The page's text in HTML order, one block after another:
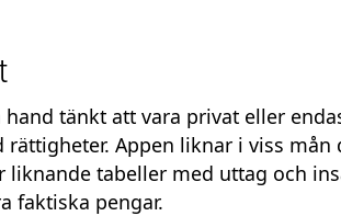
tänkt att vara privat eller
rättigheter. Appen liknar i viss mån
liknande tabeller med uttag och
faktiska pengar.